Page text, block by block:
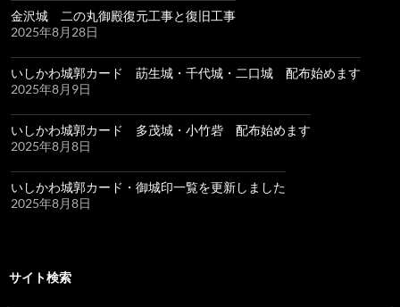
金沢城 二の丸御殿復元工事と復旧工事
2025年8月28日
いしかわ城郭カード 莇生城・千代城・二口城 配布始めます
2025年8月9日
いしかわ城郭カード 多茂城・小竹砦 配布始めます
2025年8月8日
いしかわ城郭カード・御城印一覧を更新しました
2025年8月8日
サイト検索